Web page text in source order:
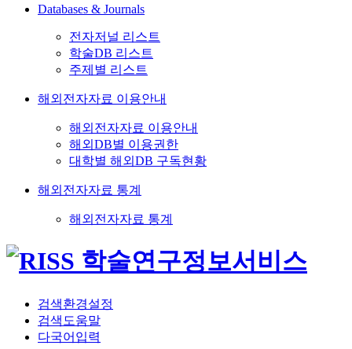
Databases & Journals
전자저널 리스트
학술DB 리스트
주제별 리스트
해외전자자료 이용안내
해외전자자료 이용안내
해외DB별 이용권한
대학별 해외DB 구독현황
해외전자자료 통계
해외전자자료 통계
검색환경설정
검색도움말
다국어입력